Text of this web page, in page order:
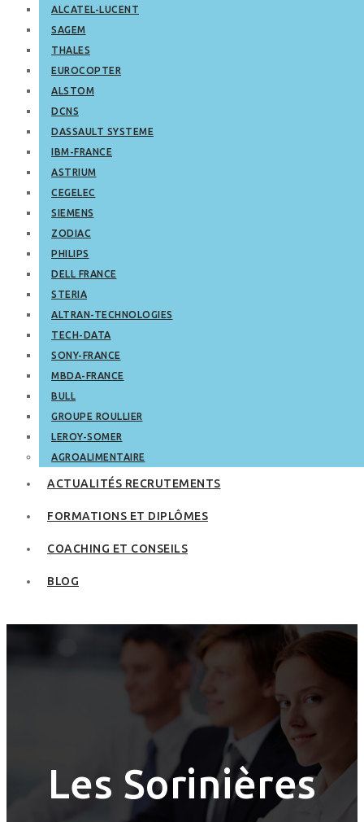
ALCATEL-LUCENT
SAGEM
THALES
EUROCOPTER
ALSTOM
DCNS
DASSAULT SYSTEME
IBM-FRANCE
ASTRIUM
CEGELEC
SIEMENS
ZODIAC
PHILIPS
DELL FRANCE
STERIA
ALTRAN-TECHNOLOGIES
TECH-DATA
SONY-FRANCE
MBDA-FRANCE
BULL
GROUPE ROULLIER
LEROY-SOMER
AGROALIMENTAIRE
ACTUALITÉS RECRUTEMENTS
FORMATIONS ET DIPLÔMES
COACHING ET CONSEILS
BLOG
Les Sorinières